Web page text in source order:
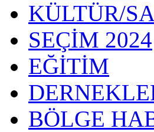
KÜLTÜR/
SEÇİM 2024
EĞİTİM
BÖLGE